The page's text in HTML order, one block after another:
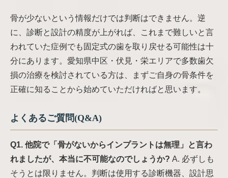
骨が少ないという情報だけでは判断はできません。逆
に、診断と設計の精度が上がれば、これまで難しいと言
われていた症例でも固定式の歯を取り戻せる可能性は十
分にあります。愛知県中区・伏見・栄エリアで多数歯欠
損の治療を検討されている方は、まずご自身の骨条件を
正確に知ることから始めていただければと思います。
よくあるご質問(Q&A)
Q1. 他院で「骨がないからインプラントは無理」と言わ
れましたが、本当に不可能なのでしょうか? A. 必ずしも
そうとは限りません。判断は使用する診断機器、設計思